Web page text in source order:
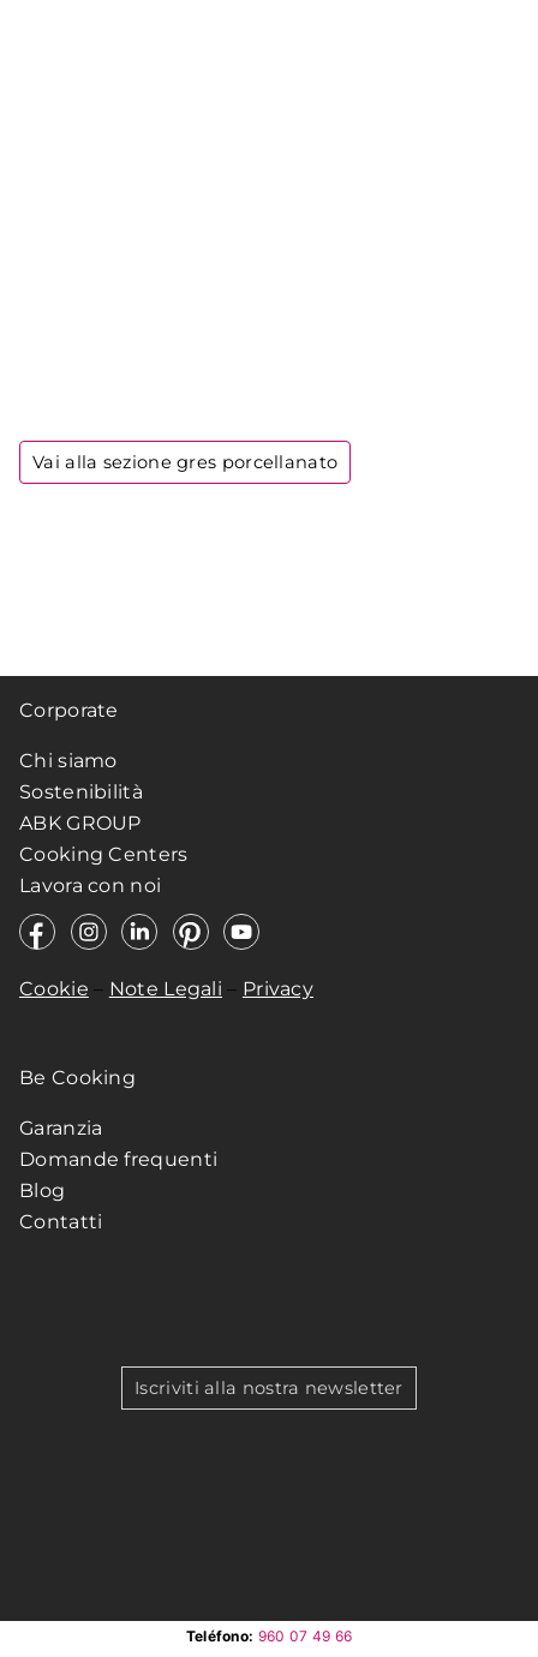
Vai alla sezione gres porcellanato
Corporate
Chi siamo
Sostenibilità
ABK GROUP
Cooking Centers
Lavora con noi
Cookie – Note Legali – Privacy
Be Cooking
Garanzia
Domande frequenti
Blog
Contatti
Iscriviti alla nostra newsletter
Teléfono: 960 07 49 66